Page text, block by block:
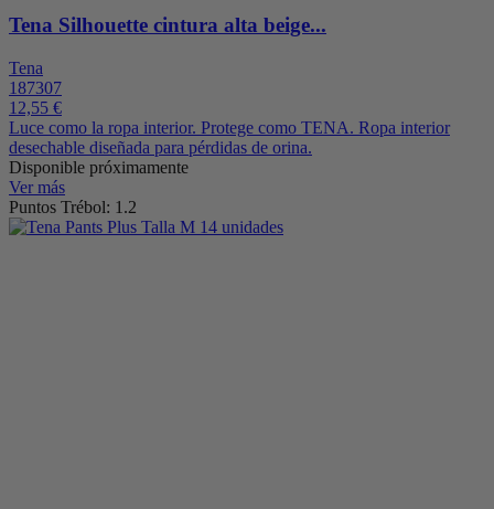
Tena Silhouette cintura alta beige...
Tena
187307
12,55 €
Luce como la ropa interior. Protege como TENA. Ropa interior
desechable diseñada para pérdidas de orina.
Disponible próximamente
Ver más
Puntos Trébol: 1.2